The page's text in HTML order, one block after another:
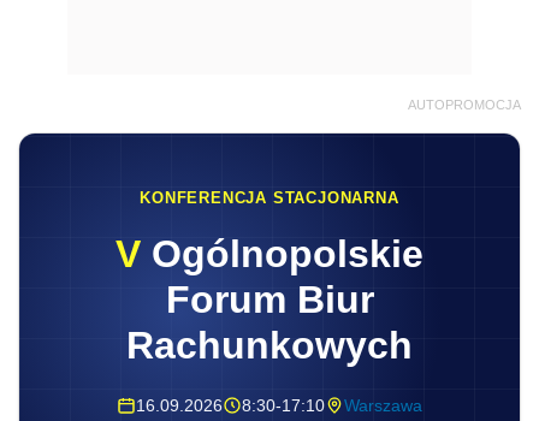
AUTOPROMOCJA
KONFERENCJA STACJONARNA
V Ogólnopolskie
Forum Biur
Rachunkowych
16.09.2026 8:30-17:10 Warszawa